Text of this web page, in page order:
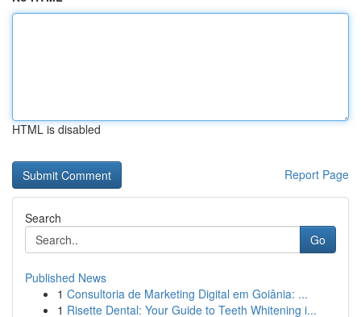
HTML is disabled
Report Page
Search
Go
Published News
1 Consultoria de Marketing Digital em Goiânia: ...
1 Risette Dental: Your Guide to Teeth Whitening i...